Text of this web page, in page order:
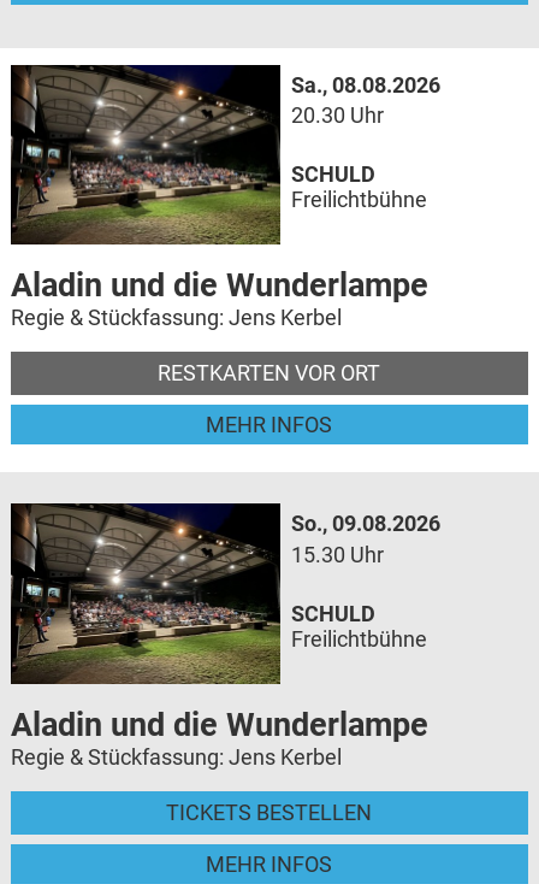
Sa., 08.08.2026
20.30 Uhr
Aladin und die Wunderlampe
Regie & Stückfassung: Jens Kerbel
RESTKARTEN VOR ORT
MEHR INFOS
SCHULD
Freilichtbühne
So., 09.08.2026
15.30 Uhr
Aladin und die Wunderlampe
Regie & Stückfassung: Jens Kerbel
TICKETS BESTELLEN
MEHR INFOS
SCHULD
Freilichtbühne